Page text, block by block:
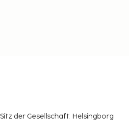
Sitz der Gesellschaft: Helsingborg